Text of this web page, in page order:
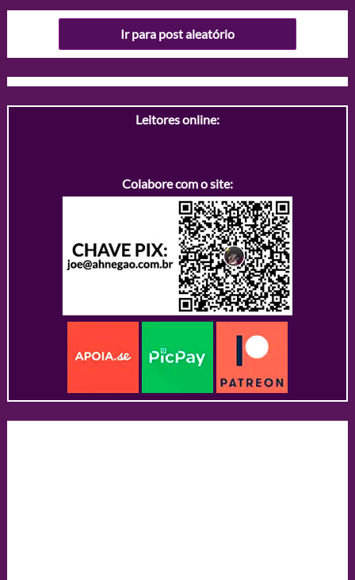
Ir para post aleatório
Leitores online:
Colabore com o site: